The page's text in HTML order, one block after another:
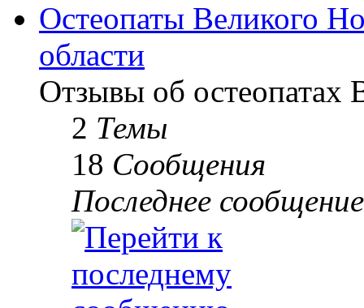
Остеопаты Великого
области
Отзывы об остеопатах
2 Темы
18 Сообщения
Последнее сообщение